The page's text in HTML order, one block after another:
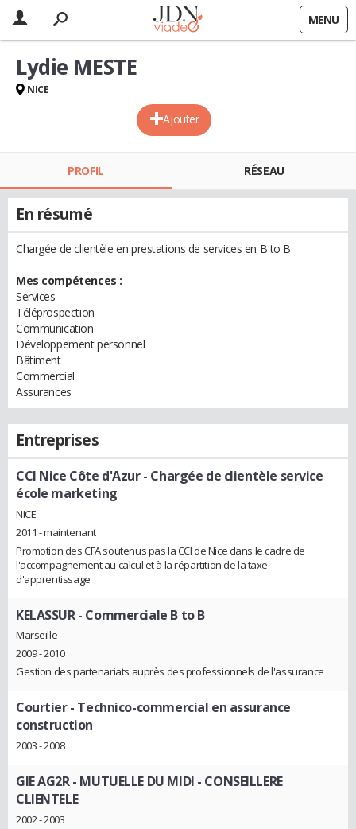
MENU
Ajouter
Lydie MESTE
NICE
PROFIL RÉSEAU
En résumé
Chargée de clientèle en prestations de services en B to B
Mes compétences :
Services
Téléprospection
Communication
Développement personnel
Bâtiment
Commercial
Assurances
Entreprises
CCI Nice Côte d'Azur- Chargée de clientèle service
école marketing
NICE
2011 - maintenant
Promotion des CFA soutenus pas la CCI de Nice dans le cadre de
l'accompagnement au calcul et à la répartition de la taxe
d'apprentissage
KELASSUR- Commerciale B to B
Marseille
2009 - 2010
Gestion des partenariats auprès des professionnels de l'assurance
Courtier- Technico-commercial en assurance
construction
2003 - 2008
GIE AG2R - MUTUELLE DU MIDI - CONSEILLERE
CLIENTELE
2002 - 2003